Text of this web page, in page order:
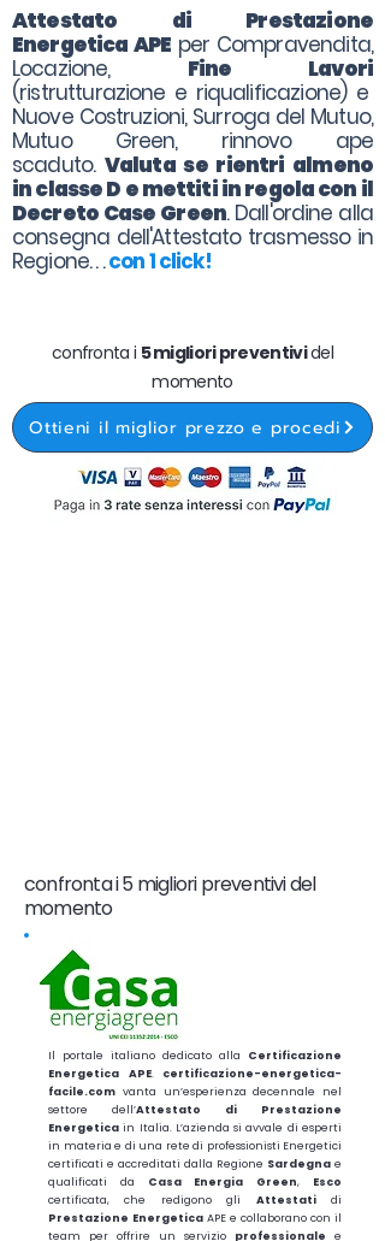
Attestato di Prestazione
Energetica APE per Compravendita,
Locazione, Fine Lavori
(ristrutturazione e riqualificazione) e
Nuove Costruzioni, Surroga del Mutuo,
Mutuo Green, rinnovo ape
scaduto. Valuta se rientri almeno
in classe D e mettiti in regola con il
Decreto Case Green. Dall'ordine alla
consegna dell'Attestato trasmesso in
Regione. . .con 1 click!
confronta i 5 migliori preventividel
momento
Ottieni il miglior prezzo e procedi
confronta i 5 migliori preventivi del
momento
Il portale italiano dedicato alla Certificazione
Energetica APE. certificazione-energetica-
facile.com vanta un’esperienza decennale nel
settore dell’Attestato di Prestazione
Energetica in Italia. L’azienda si avvale di esperti
in materia e di una rete di professionisti Energetici
certificati e accreditati dalla Regione Sardegna e
qualificati da
Casa Energia Green, Esco
certificata, che redigono gli Attestatidi
Prestazione Energetica APE e collaborano con il
team per offrire un servizio professionale e